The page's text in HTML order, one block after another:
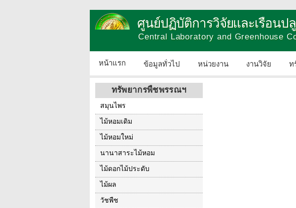
ศูนย์ปฏิบัติการวิจัยและเรือนป
Central Laboratory and Greenhouse
หน้าแรก ข้อมูลทั่วไป หน่วยงาน งานวิจัย ท
ทรัพยากรพืชพรรณฯ
สมุนไพร
ไม้หอมเดิม
ไม้หอมใหม่
นานาสาระไม้หอม
ไม้ดอกไม้ประดับ
ไม้ผล
วัชพืช